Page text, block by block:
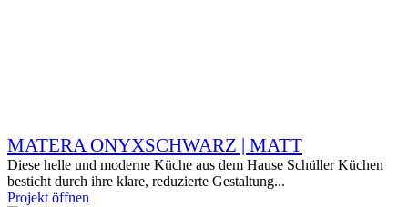
MATERA ONYXSCHWARZ | MATT
Diese helle und moderne Küche aus dem Hause Schüller Küchen
besticht durch ihre klare, reduzierte Gestaltung...
Projekt öffnen